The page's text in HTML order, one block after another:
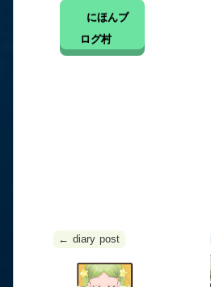
にほんブ
ログ村
← diary post